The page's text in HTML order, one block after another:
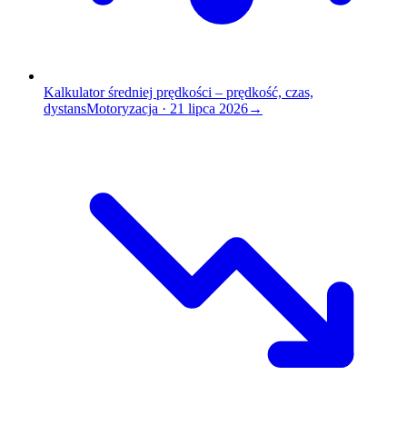
Kalkulator średniej prędkości – prędkość, czas,
dystansMotoryzacja · 21 lipca 2026→